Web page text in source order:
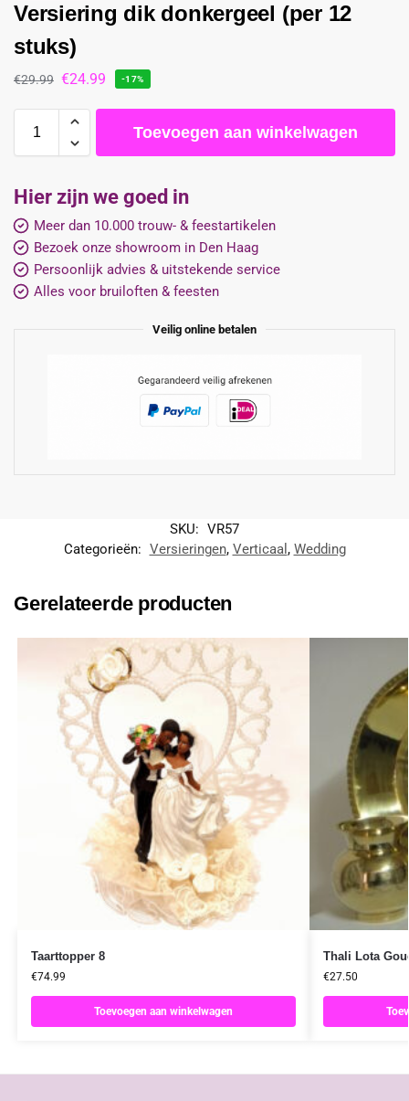
Versiering dik donkergeel (per 12
stuks)
€29.99 €24.99 -17%
Toevoegen aan winkelwagen
Hier zijn we goed in
Meer dan 10.000 trouw- & feestartikelen
Bezoek onze showroom in Den Haag
Persoonlijk advies & uitstekende service
Alles voor bruiloften & feesten
Veilig online betalen
SKU: VR57
Categorieën: Versieringen, Verticaal , Wedding
Gerelateerde producten
Taarttopper 8
€74.99
Toevoegen aan winkelwagen
Thali Lota
€27.50